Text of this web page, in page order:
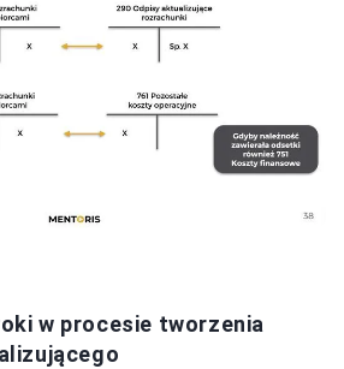
w procesie tworzenia